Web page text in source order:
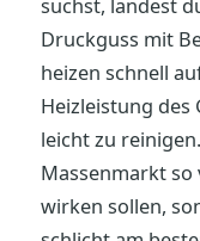
suchst, landest
Druckguss mit
heizen schnell
Heizleistung des
leicht zu
Massenmarkt
wirken sollen,